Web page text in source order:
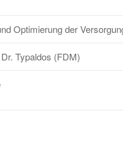
Optimierung der
Typaldos (FDM)